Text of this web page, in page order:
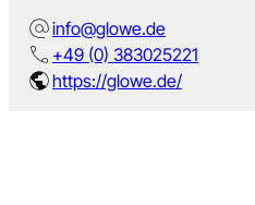
info@glowe.de
+49 (0) 383025221
https://glowe.de/